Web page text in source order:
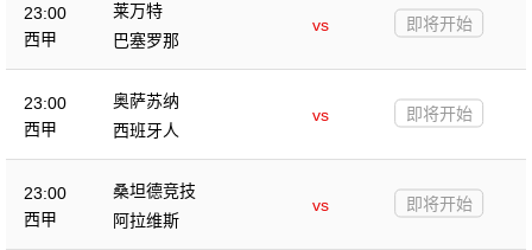
23:00
西甲
莱万特
vs
巴塞罗那
即将开始
23:00
西甲
奥萨苏纳
vs
西班牙人
即将开始
23:00
西甲
桑坦德竞技
vs
阿拉维斯
即将开始